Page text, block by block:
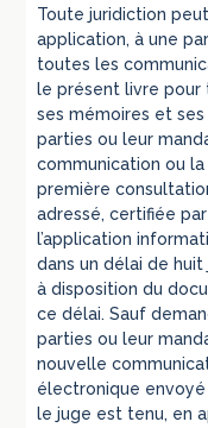
Toute juridiction
application, à une
toutes les
le présent livre pour
ses mémoires et
parties ou leur
communication ou
première
adressé, certifiée
l’application
dans un délai de
à disposition du
ce délai. Sauf
parties ou leur
nouvelle
électronique envoyé
le juge est tenu, en